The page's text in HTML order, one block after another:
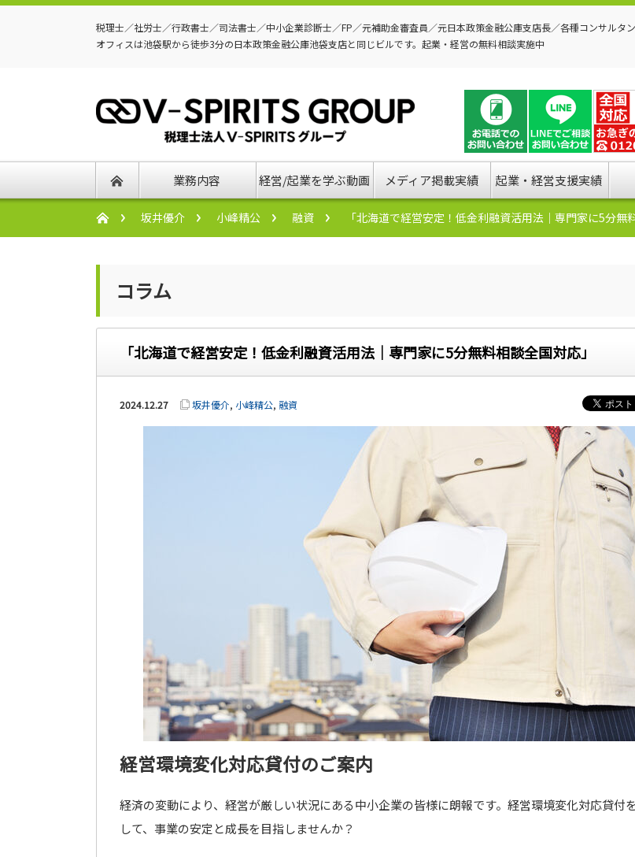
税理士／社労士／行政書士／司法書士／中小企業診断士／FP／元補助金審査員／元日本政策金融公庫支店長／各種コンサルタ
オフィスは池袋駅から徒歩3分の日本政策金融公庫池袋支店と同じビルです。起業・経営の無料相談実施中
業務内容 経営/起業を学ぶ動画 メディア掲載実績 起業・経営支援実績
坂井優介 小峰精公 融資 「北海道で経営安定！低金利融資活用法｜専門家に5分無
コラム
「北海道で経営安定！低金利融資活用法｜専門家に5分無料相談全国対応」
2024.12.27 坂井優介, 小峰精公, 融資
経営環境変化対応貸付のご案内
経済の変動により、経営が厳しい状況にある中小企業の皆様に朗報です。経営環境変化対応貸付
して、事業の安定と成長を目指しませんか？